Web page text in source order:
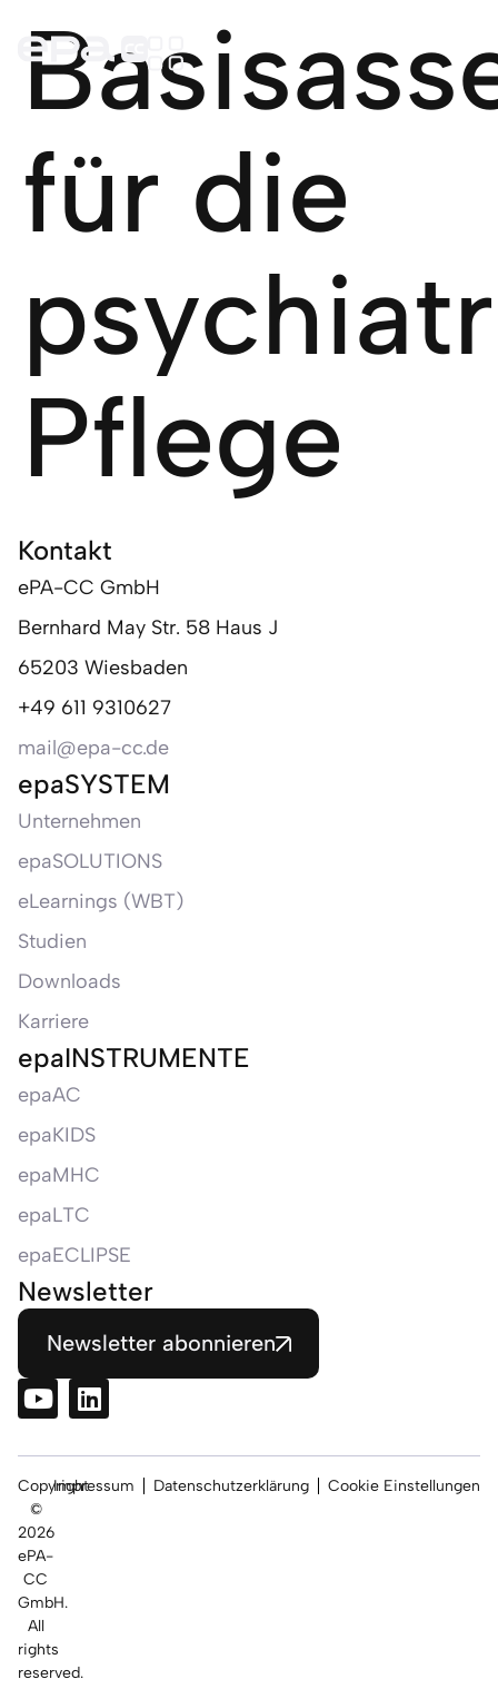
für die
Pflege
Kontakt
ePA-CC GmbH
Bernhard May Str. 58 Haus J
65203 Wiesbaden
+49 611 9310627
mail@epa-cc.de
epaSYSTEM
Unternehmen
epaSOLUTIONS
eLearnings (WBT)
Studien
Downloads
Karriere
epaINSTRUMENTE
epaAC
epaKIDS
epaMHC
epaLTC
epaECLIPSE
Newsletter
Newsletter abonnieren
Copyright
©
2026
ePA-
CC
GmbH.
All
rights
reserved.
Impressum Datenschutzerklärung Cookie Einstellungen